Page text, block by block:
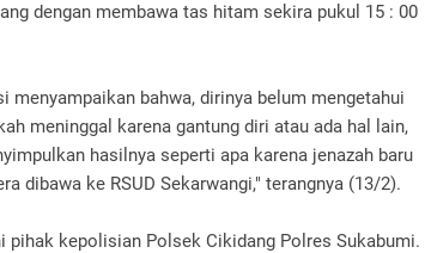
dengan membawa tas hitam sekira pukul 15 : 00
menyampaikan bahwa, dirinya belum mengetahui
meninggal karena gantung diri atau ada hal lain,
hasilnya seperti apa karena jenazah baru
dibawa ke RSUD Sekarwangi," terangnya (13/2).
kepolisian Polsek Cikidang Polres Sukabumi.